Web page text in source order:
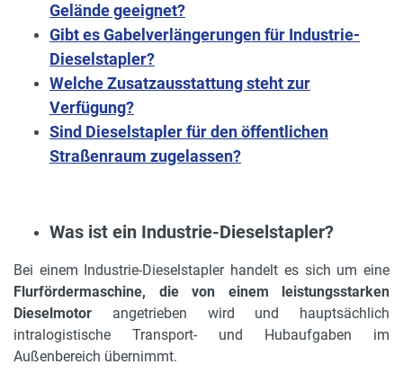
Gelände geeignet?
Gibt es Gabelverlängerungen für Industrie-
Dieselstapler?
Welche Zusatzausstattung steht zur
Verfügung?
Sind Dieselstapler für den öffentlichen
Straßenraum zugelassen?
Was ist ein Industrie-Dieselstapler?
Bei einem Industrie-Dieselstapler handelt es sich um eine
Flurfördermaschine, die von einem leistungsstarken
Dieselmotor angetrieben wird und hauptsächlich
intralogistische Transport- und Hubaufgaben im
Außenbereich übernimmt.